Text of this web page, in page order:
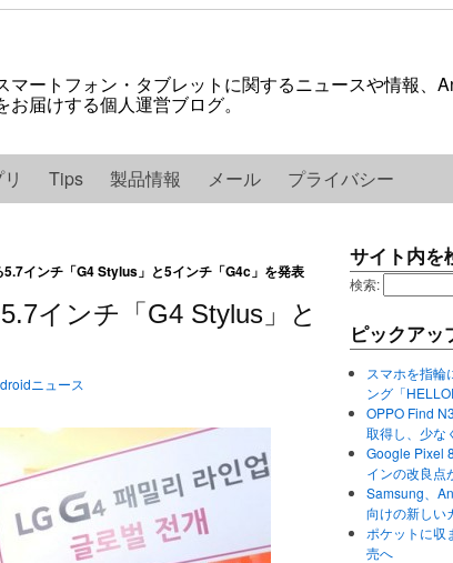
ートフォン・タブレットに関するニュースや情報、
届けする個人運営ブログ。
Tips 製品情報 メール プライバシー
5.7インチ「G4 Stylus」と5インチ「G4c」を発表
インチ「G4 Stylus」と
ニュース
サイト内を
検索:
ピックアッ
スマホを指輪
ング「
OPPO Find
取得し、少な
Google Pixel
インの改良点
Samsung、
向けの新しい
ポケットに収
売へ